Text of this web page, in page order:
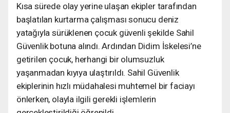
Kısa sürede olay yerine ulaşan ekipler tarafından
başlatılan kurtarma çalışması sonucu deniz
yatağıyla sürüklenen çocuk güvenli şekilde Sahil
Güvenlik botuna alındı. Ardından Didim İskelesi’ne
getirilen çocuk, herhangi bir olumsuzluk
yaşanmadan kıyıya ulaştırıldı. Sahil Güvenlik
ekiplerinin hızlı müdahalesi muhtemel bir faciayı
önlerken, olayla ilgili gerekli işlemlerin